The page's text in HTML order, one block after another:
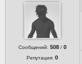
Сообщений: 508 / 0
Репутация:0